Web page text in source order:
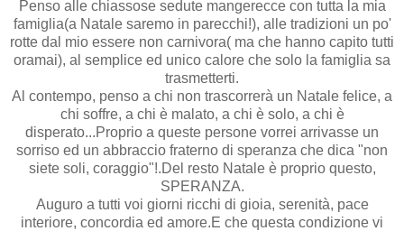
Penso alle chiassose sedute mangerecce con tutta la mia
famiglia(a Natale saremo in parecchi!), alle tradizioni un po'
rotte dal mio essere non carnivora( ma che hanno capito tutti
oramai), al semplice ed unico calore che solo la famiglia sa
trasmetterti.
Al contempo, penso a chi non trascorrerà un Natale felice, a
chi soffre, a chi è malato, a chi è solo, a chi è
disperato...Proprio a queste persone vorrei arrivasse un
sorriso ed un abbraccio fraterno di speranza che dica "non
siete soli, coraggio"!.Del resto Natale è proprio questo,
SPERANZA.
Auguro a tutti voi giorni ricchi di gioia, serenità, pace
interiore, concordia ed amore.E che questa condizione vi